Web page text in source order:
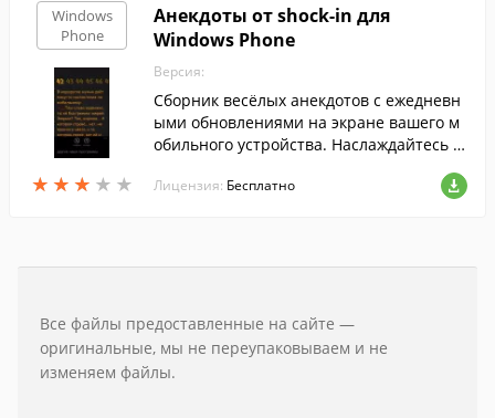
Windows
Phone
★ ★ ★ ★ ★
★ ★ ★ ★ ★
Анекдоты от shock-in для
Windows Phone
Версия:
Сборник весёлых анекдотов с ежедневн
ыми обновлениями на экране вашего м
обильного устройства. Наслаждайтесь ч
бом месте и в любое время.
Лицензия: Бесплатно
Все файлы предоставленные на сайте —
оригинальные, мы не переупаковываем и не
изменяем файлы.